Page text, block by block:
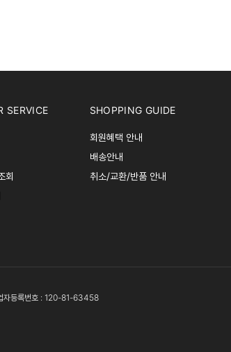
SERVICE
회
SHOPPING GUIDE
회원혜택 안내
배송안내
취소/교환/반품 안내
자등록번호 : 120-81-63458